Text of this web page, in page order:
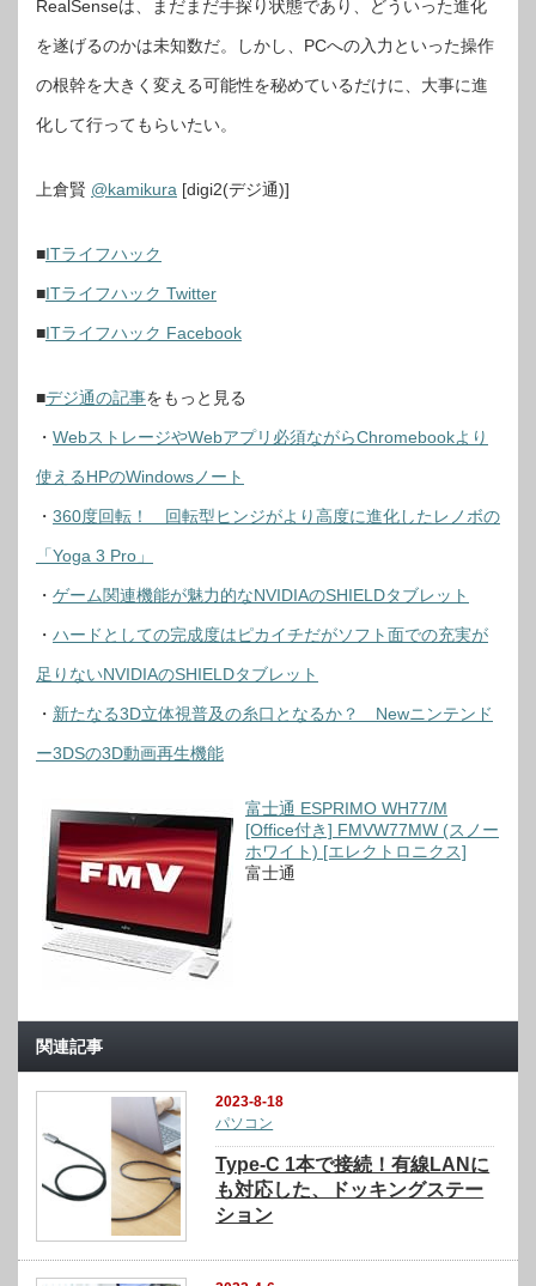
RealSenseは、まだまだ手探り状態であり、どういった進化
を遂げるのかは未知数だ。しかし、PCへの入力といった操作
の根幹を大きく変える可能性を秘めているだけに、大事に進
化して行ってもらいたい。
上倉賢 @kamikura [digi2(デジ通)]
■ITライフハック
■ITライフハック Twitter
■ITライフハック Facebook
■デジ通の記事をもっと見る
・ WebストレージやWebアプリ必須ながらChromebookより
使えるHPのWindowsノート
・ 360度回転！ 回転型ヒンジがより高度に進化したレノボの
「Yoga 3 Pro」
・ ゲーム関連機能が魅力的なNVIDIAのSHIELDタブレット
・ ハードとしての完成度はピカイチだがソフト面での充実が
足りないNVIDIAのSHIELDタブレット
・ 新たなる3D立体視普及の糸口となるか？ Newニンテンド
ー3DSの3D動画再生機能
富士通 ESPRIMO WH77/M
[Office付き] FMVW77MW (スノー
ホワイト) [エレクトロニクス]
富士通
関連記事
2023-8-18
パソコン
Type-C 1本で接続！有線LANに
も対応した、ドッキングステー
ション